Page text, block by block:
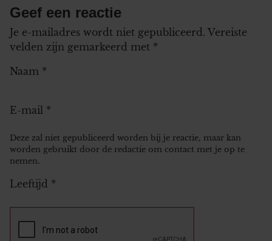
Geef een reactie
Je e-mailadres wordt niet gepubliceerd. Vereiste
velden zijn gemarkeerd met *
Naam *
E-mail *
Deze zal niet gepubliceerd worden bij je reactie, maar kan
worden gebruikt door de redactie om contact met je op te
nemen.
Leeftijd *